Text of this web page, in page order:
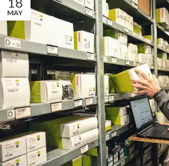
MAY